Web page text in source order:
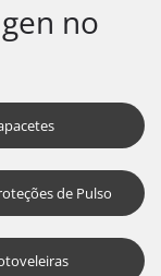
no
de Pulso